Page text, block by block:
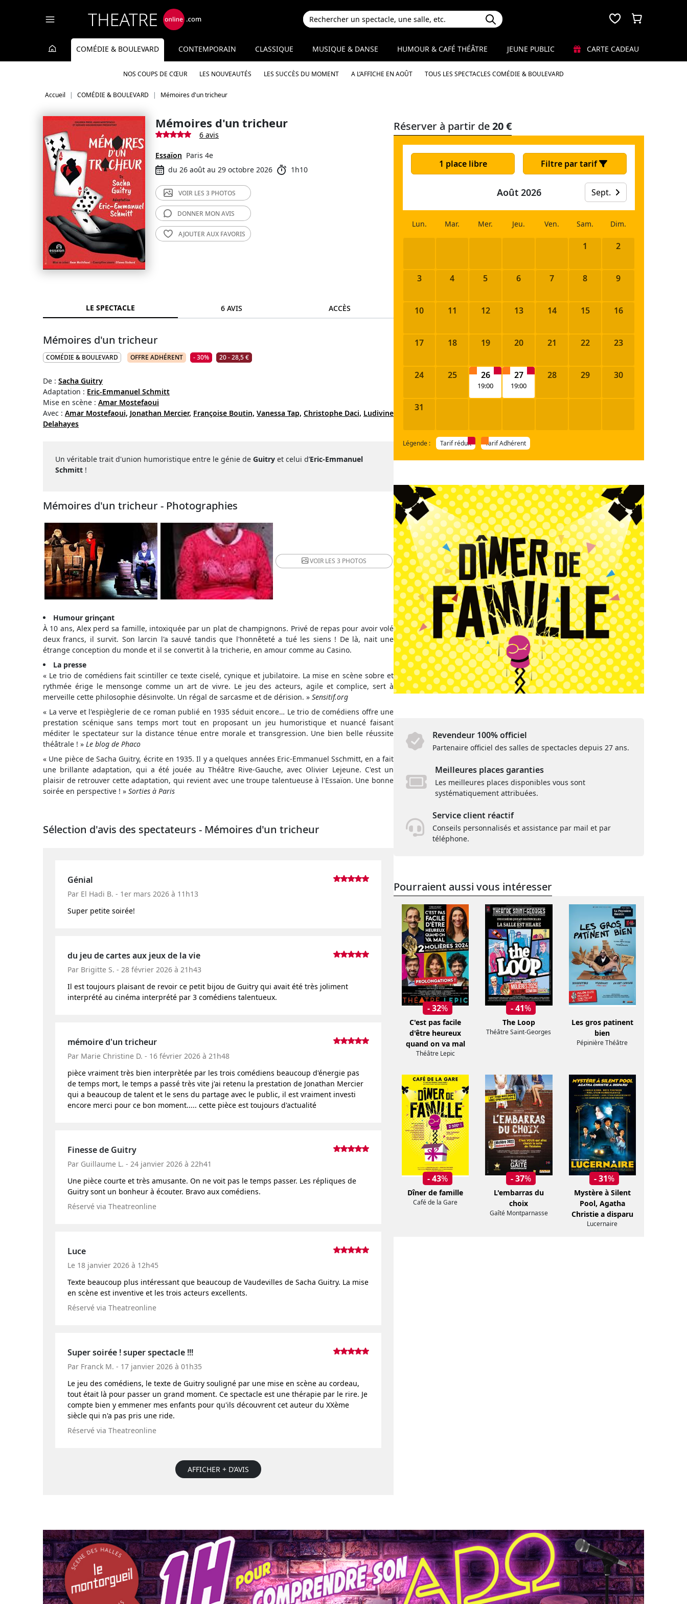
COMÉDIE & BOULEVARD
NOS COUPS DE CŒUR LES NOUVEAUTÉS LES SUCCÈS DU MOMENT A L’AFFICHE EN AOÛT TOUS LES SPECTACLES COMÉDIE & BOULEVARD
CONTEMPORAIN CLASSIQUE MUSIQUE & DANSE HUMOUR & CAFÉ THÉÂTRE JEUNE PUBLIC CARTE CADEAU
Accueil COMÉDIE & BOULEVARD Mémoires d'un tricheur
Mémoires d'un tricheur
6 avis
Essaïon Paris 4e
du 26 août au 29 octobre 2026
1h10
VOIR LES 3 PHOTOS
DONNER MON AVIS
AJOUTER AUX FAVORIS
LE SPECTACLE 6 AVIS ACCÈS
Mémoires d'un tricheur
COMÉDIE & BOULEVARD OFFRE ADHÉRENT - 30% 20 - 28,5 €
De : Sacha Guitry
Adaptation : Eric-Emmanuel Schmitt
Mise en scène : Amar Mostefaoui
Avec : Amar Mostefaoui, Jonathan Mercier, Françoise Boutin, Vanessa Tap, Christophe Daci, Ludivine
Delahayes
Un véritable trait d'union humoristique entre le génie de Guitry et celui d’Eric-Emmanuel
Schmitt !
Mémoires d'un tricheur - Photographies
VOIR LES3 PHOTOS
Humour grinçant
À 10 ans, Alex perd sa famille, intoxiquée par un plat de champignons. Privé de repas pour avoir volé
deux francs, il survit. Son larcin l'a sauvé tandis que l'honnêteté a tué les siens ! De là, nait une
étrange conception du monde et il se convertit à la tricherie, en amour comme au Casino.
La presse
« Le trio de comédiens fait scintiller ce texte ciselé, cynique et jubilatoire. La mise en scène sobre et
rythmée érige le mensonge comme un art de vivre. Le jeu des acteurs, agile et complice, sert à
merveille cette philosophie désinvolte. Un régal de sarcasme et de dérision. » Sensitif.org
« La verve et l'espièglerie de ce roman publié en 1935 séduit encore… Le trio de comédiens offre une
prestation scénique sans temps mort tout en proposant un jeu humoristique et nuancé faisant
méditer le spectateur sur la distance ténue entre morale et transgression. Une bien belle réussite
théâtrale ! » Le blog de Phaco
« Une pièce de Sacha Guitry, écrite en 1935. Il y a quelques années Eric-Emmanuel Sschmitt, en a fait
une brillante adaptation, qui a été jouée au Théâtre Rive-Gauche, avec Olivier Lejeune. C'est un
plaisir de retrouver cette adaptation, qui revient avec une troupe talentueuse à l'Essaïon. Une bonne
soirée en perspective ! » Sorties à Paris
Sélection d'avis des spectateurs - Mémoires d'un tricheur
Génial
Par El Hadi B. - 1er mars 2026 à 11h13
Super petite soirée!
du jeu de cartes aux jeux de la vie
Par Brigitte S. - 28 février 2026 à 21h43
Il est toujours plaisant de revoir ce petit bijou de Guitry qui avait été très joliment
interprété au cinéma interprété par 3 comédiens talentueux.
mémoire d'un tricheur
Par Marie Christine D. - 16 février 2026 à 21h48
pièce vraiment très bien interprètée par les trois comédiens beaucoup d'énergie pas
de temps mort, le temps a passé très vite j'ai retenu la prestation de Jonathan Mercier
qui a beaucoup de talent et le sens du partage avec le public, il est vraiment investi
encore merci pour ce bon moment..... cette pièce est toujours d'actualité
Finesse de Guitry
Par Guillaume L. - 24 janvier 2026 à 22h41
Une pièce courte et très amusante. On ne voit pas le temps passer. Les répliques de
Guitry sont un bonheur à écouter. Bravo aux comédiens.
Réservé via Theatreonline
Luce
Le 18 janvier 2026 à 12h45
Texte beaucoup plus intéressant que beaucoup de Vaudevilles de Sacha Guitry. La mise
en scène est inventive et les trois acteurs excellents.
Réservé via Theatreonline
Super soirée ! super spectacle !!!
Par Franck M. - 17 janvier 2026 à 01h35
Le jeu des comédiens, le texte de Guitry souligné par une mise en scène au cordeau,
tout était là pour passer un grand moment. Ce spectacle est une thérapie par le rire. Je
compte bien y emmener mes enfants pour qu'ils découvrent cet auteur du XXème
siècle qui n'a pas pris une ride.
Réservé via Theatreonline
AFFICHER + D’AVIS
Réserver à partir de20 €
1 place libre Filtre par tarif
Août 2026 Sept.
Lun. Mar. Mer. Jeu. Ven. Sam. Dim.
1 2
3 4 5 6 7 8 9
10 11 12 13 14 15 16
17 18 19 20 21 22 23
24 25 26
19:00
27
19:00
28 29 30
31
Légende : Tarif réduit Tarif Adhérent
Revendeur 100% officiel
Partenaire officiel des salles de spectacles depuis 27 ans.
Meilleures places garanties
Les meilleures places disponibles vous sont
systématiquement attribuées.
Service client réactif
Conseils personnalisés et assistance par mail et par
téléphone.
Pourraient aussi vous intéresser
- 32%
C'est pas facile
d'être heureux
quand on va mal
Théâtre Lepic
- 41%
The Loop
Théâtre Saint-Georges
Les gros patinent
bien
Pépinière Théâtre
- 43%
Dîner de famille
Café de la Gare
- 37%
L'embarras du
choix
Gaîté Montparnasse
- 31%
Mystère à Silent
Pool, Agatha
Christie a disparu
Lucernaire